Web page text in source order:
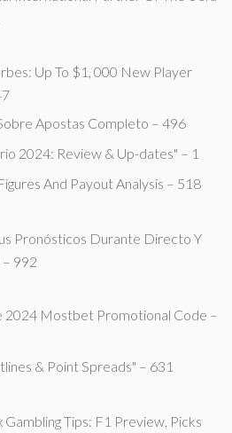
Up To $1, 000 New Player
Apostas Completo – 496
2024: Review & Up-dates" – 1
And Payout Analysis – 518
Pronósticos Durante Directo Y
992
2024 Mostbet Promotional Code –
& Point Spreads" – 631
Tips: F1 Preview, Picks